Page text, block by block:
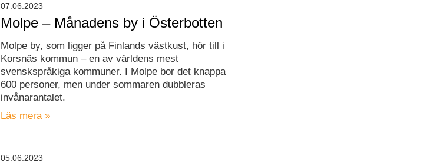
Molpe – Månadens by i Österbotten
Molpe by, som ligger på Finlands västkust, hör till i
Korsnäs kommun – en av världens mest
svenskspråkiga kommuner. I Molpe bor det knappa
600 personer, men under sommaren dubbleras
invånarantalet.
Läs mera »
07.06.2023
05.06.2023